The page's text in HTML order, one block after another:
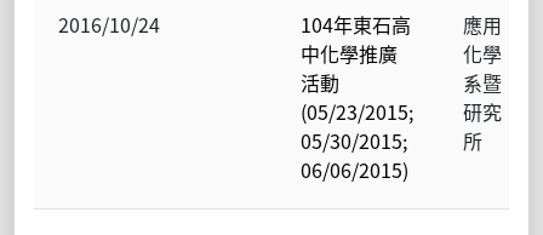
2016/10/24
104年東石高
中化學推廣
活動
(05/23/2015;
05/30/2015;
06/06/2015)
應用
化學
系暨
研究
所